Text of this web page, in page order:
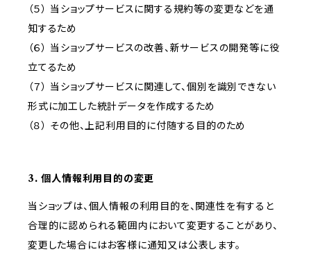
（５） 当ショップサービスに関する規約等の変更などを通
知するため
（６） 当ショップサービスの改善、新サービスの開発等に役
立てるため
（７） 当ショップサービスに関連して、個別を識別できない
形式に加工した統計データを作成するため
（８） その他、上記利用目的に付随する目的のため
3. 個人情報利用目的の変更
当ショップは、個人情報の利用目的を、関連性を有すると
合理的に認められる範囲内において変更することがあり、
変更した場合にはお客様に通知又は公表します。